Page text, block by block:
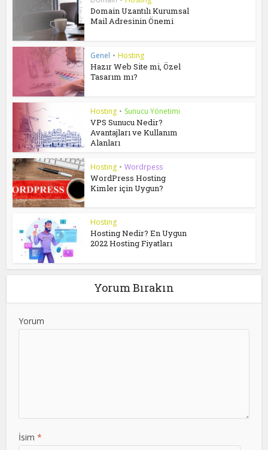
Domain Uzantılı Kurumsal
Mail Adresinin Önemi
Genel • Hosting
Hazır Web Site mi, Özel
Tasarım mı?
Hosting • Sunucu Yönetimi
VPS Sunucu Nedir?
Avantajları ve Kullanım
Alanları
Hosting • Wordrpess
WordPress Hosting
Kimler için Uygun?
Hosting
Hosting Nedir? En Uygun
2022 Hosting Fiyatları
Yorum Bırakın
Yorum
İsim *